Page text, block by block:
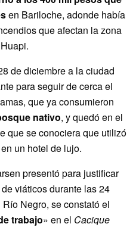
en Bariloche, adonde había
que afectan la zona
de diciembre a la ciudad
para seguir de cerca el
que ya consumieron
nativo, y quedó en el
que se conociera que utilizó
un hotel de lujo.
presentó para justificar
viáticos durante las 24
Negro, se constató el
trabajo» en el Cacique